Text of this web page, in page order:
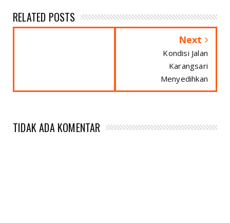
RELATED POSTS
Next
Kondisi Jalan
Karangsari
Menyedihkan
TIDAK ADA KOMENTAR